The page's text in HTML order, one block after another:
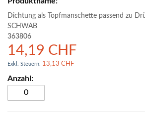
Dichtung als Topfmanschette passend zu
SCHWAB
363806
14,19 CHF
13,13 CHF